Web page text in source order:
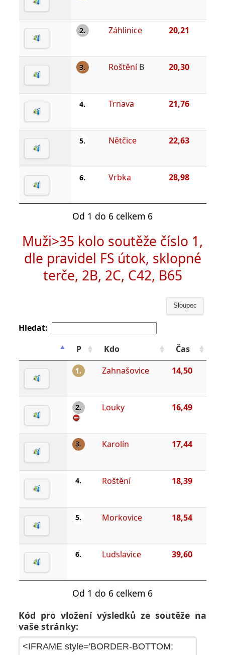
2. Záhlinice 20,21
3. RoštěníB 20,30
4. Trnava 21,76
5. Nětčice 22,63
6. Vrbka 28,98
Od 1 do 6 celkem 6
Muži>35 kolo soutěže číslo 1,
dle pravidel FS útok, sklopné
terče, 2B, 2C, C42, B65
Sloupec
Hledat:
P
Kdo Čas
1. Zahnašovice 14,50
2. Louky 16,49
3. Karolín 17,44
4. Roštění 18,39
5. Morkovice 18,54
6. Ludslavice 39,60
Od 1 do 6 celkem 6
Kód pro vložení výsledků ze soutěže na
vaše stránky: